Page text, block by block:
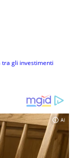
tra gli investimenti